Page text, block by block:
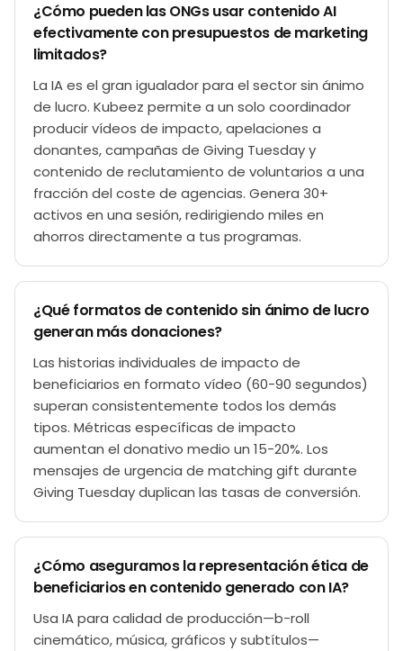
¿Cómo pueden las ONGs usar contenido AI
efectivamente con presupuestos de marketing
limitados?
La IA es el gran igualador para el sector sin ánimo
de lucro. Kubeez permite a un solo coordinador
producir vídeos de impacto, apelaciones a
donantes, campañas de Giving Tuesday y
contenido de reclutamiento de voluntarios a una
fracción del coste de agencias. Genera 30+
activos en una sesión, redirigiendo miles en
ahorros directamente a tus programas.
¿Qué formatos de contenido sin ánimo de lucro
generan más donaciones?
Las historias individuales de impacto de
beneficiarios en formato vídeo (60-90 segundos)
superan consistentemente todos los demás
tipos. Métricas específicas de impacto
aumentan el donativo medio un 15-20%. Los
mensajes de urgencia de matching gift durante
Giving Tuesday duplican las tasas de conversión.
¿Cómo aseguramos la representación ética de
beneficiarios en contenido generado con IA?
Usa IA para calidad de producción—b-roll
cinemático, música, gráficos y subtítulos—